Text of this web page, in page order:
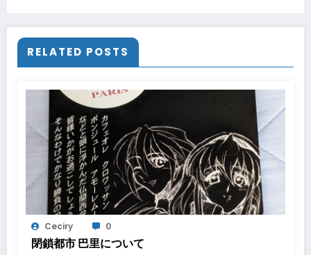
RELATED POSTS
Ceciry 0
閉鎖都市 巴里について